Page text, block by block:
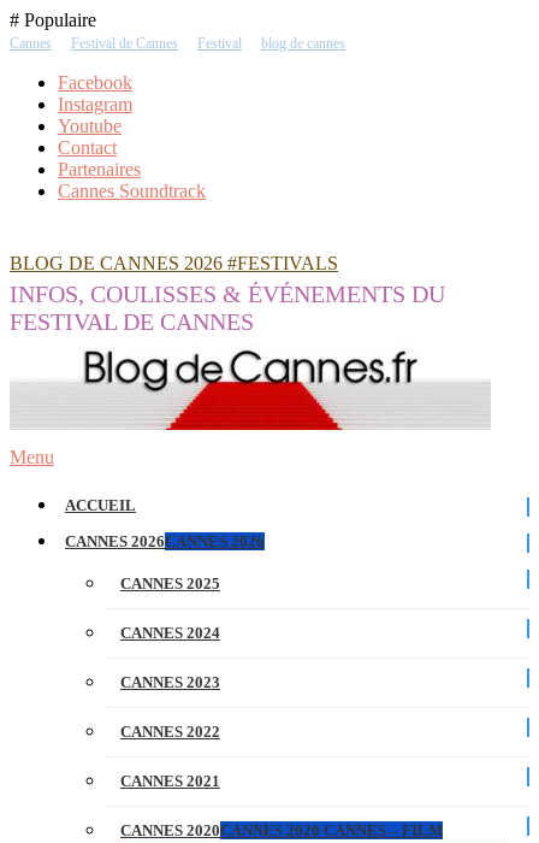
Skip
To
# Populaire
Cannes Festival de Cannes Festival blog de cannes
Facebook
Instagram
Youtube
Contact
Partenaires
Cannes Soundtrack
BLOG DE CANNES 2026 #FESTIVALS
INFOS, COULISSES & ÉVÉNEMENTS DU
FESTIVAL DE CANNES
Menu
ACCUEIL
CANNES 2026CANNES 2026
CANNES 2025
CANNES 2024
CANNES 2023
CANNES 2022
CANNES 2021
CANNES 2020CANNES 2020 CANNES – FILM